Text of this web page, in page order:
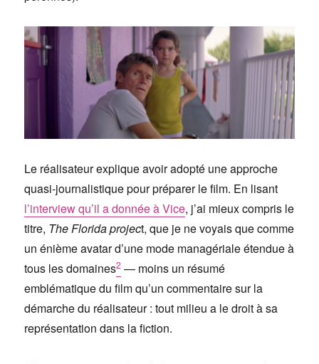
Le réalisateur explique avoir adopté une approche
quasi-journalistique pour préparer le film. En lisant
l’interview qu’il a donnée à Vice, j’ai mieux compris le
titre, The Florida project, que je ne voyais que comme
un énième avatar d’une mode managériale étendue à
tous les domaines2 — moins un résumé
emblématique du film qu’un commentaire sur la
démarche du réalisateur : tout milieu a le droit à sa
représentation dans la fiction.